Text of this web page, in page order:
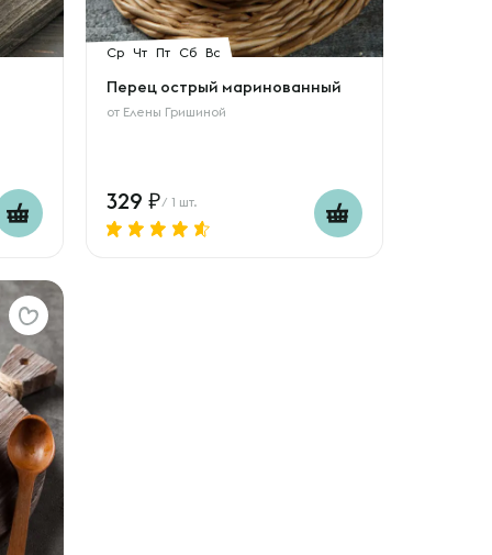
Ср Чт Пт Сб Вс
Перец острый маринованный
от Елены Гришиной
329 / 1 шт.